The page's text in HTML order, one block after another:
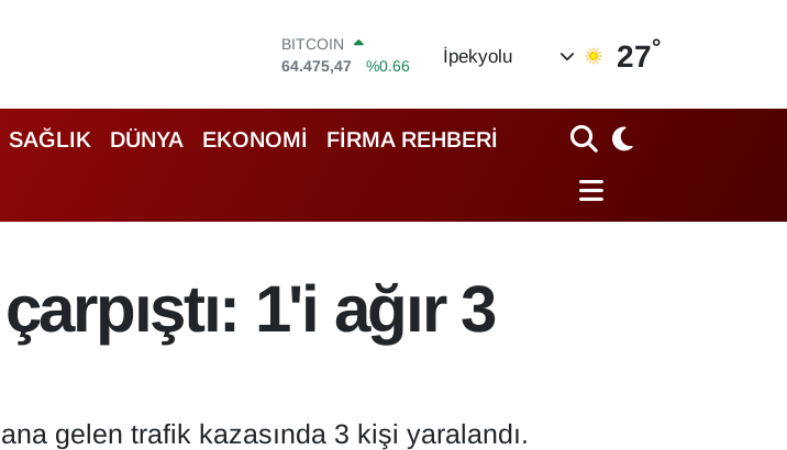
DOLAR
47,5971
%0.05
55,1336
%0.18
STERLİN
64,2534
%0.22
BİST100
İpekyolu 27°
SAĞLIK DÜNYA EKONOMİ FİRMA REHBERİ
1'i ağır 3
gelen trafik kazasında 3 kişi yaralandı.